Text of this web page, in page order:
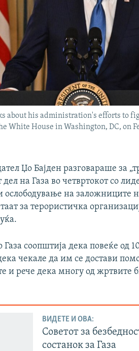
about his administration's efforts to
White House in Washington, DC, on
Џо Бајден разговараше за
на Газа во четвртокот со
ослободување на заложниците
за терористичка
Газа соопштија дека повеќе од
чекале да им се достави
и рече дека многу од жртвите
ВИДЕТЕ И ОВА:
Советот за
состанок за Газа